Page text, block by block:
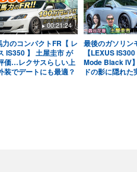
00:21:24
のコンパクトFR【 レ
IS350 】 土屋圭市 が
価…レクサスらしい上
装でデートにも最適？
最後のガソリン
【LEXUS
Mode Black IV
ドの影に隠れ